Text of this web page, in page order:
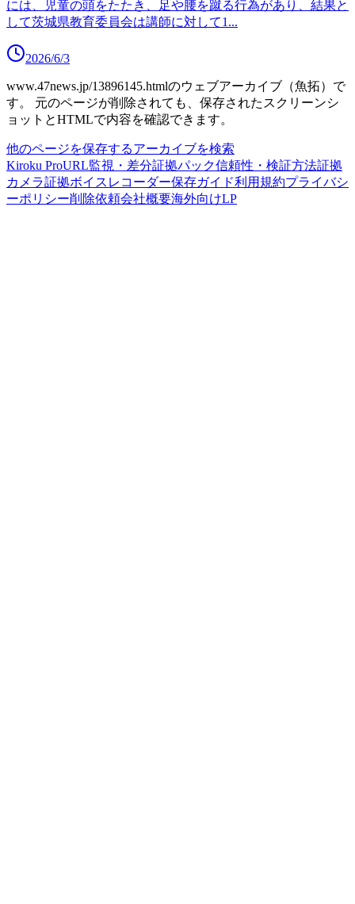
には、児童の頭をたたき、足や腰を蹴る行為があり、結果と
して茨城県教育委員会は講師に対して1 ...
2026/6/3
www.47news.jp/13896145.htmlのウェブアーカイブ（魚拓）で
す。
元のページが削除されても、保存されたスクリーンシ
ョットとHTMLで内容を確認できます。
他のページを保存するアーカイブを検索
Kiroku ProURL監視・差分証拠パック信頼性・検証方法証拠
カメラ証拠ボイスレコーダー保存ガイド利用規約プライバシ
ーポリシー削除依頼会社概要海外向けLP